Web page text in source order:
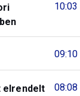
10:03
09:10
08:08
elrendelt